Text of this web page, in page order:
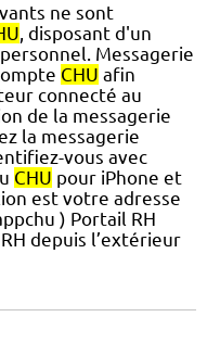
ne sont
, disposant d'un
Messagerie
CHU afin
connecté au
de la messagerie
la messagerie
vous avec
CHU pour iPhone et
est votre adresse
) Portail RH
depuis l’extérieur